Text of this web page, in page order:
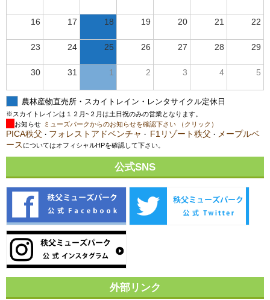
16 17 18 19 20 21 22
23 24 25 26 27 28 29
30 31 1 2 3 4 5
農林産物直売所・スカイトレイン・レンタサイクル定休日
※スカイトレインは１２月~２月は土日祝のみの営業となります。
お知らせ ミューズパークからのお知らせを確認下さい （クリック）
PICA秩父 ・ フォレストアドベンチャ ・ F1リゾート秩父 ・ メープルベ
ース についてはオフィシャルHPを確認して下さい。
公式SNS
外部リンク